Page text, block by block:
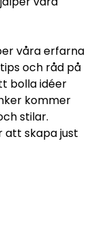
våra erfarna
och råd på
bolla idéer
kommer
stilar.
att skapa just